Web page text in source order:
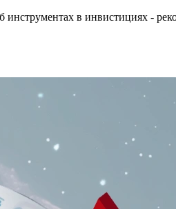
инструментах в инвистициях -